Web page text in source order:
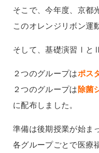
そこで、今年度、京都
このオレンジリボン運
そして、基礎演習Ⅰと
２つのグループはポス
２つのグループは 除菌
に配布しました。
準備は後期授業が始ま
各グループごとで医療